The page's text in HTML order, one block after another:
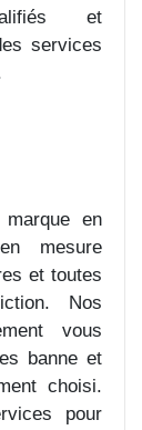
et
services
en
mesure
et toutes
Nos
vous
banne et
choisi.
pour